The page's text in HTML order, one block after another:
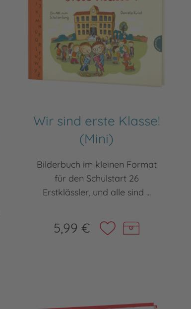
Wir sind erste Klasse!
(Mini)
Bilderbuch im kleinen Format
für den Schulstart 26
Erstklässler, und alle sind ...
5,99 €